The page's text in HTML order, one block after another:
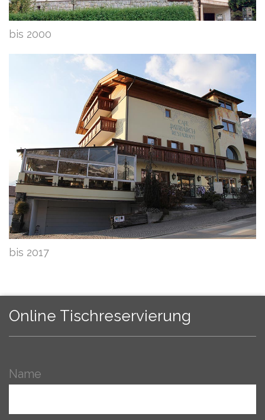
bis 2000
bis 2017
Online Tischreservierung
Name